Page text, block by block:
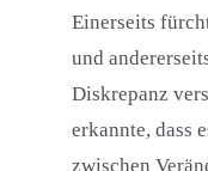
Einerseits
und
Diskrepanz
erkannte, dass
zwischen